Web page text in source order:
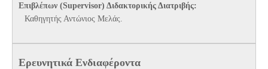
Επιβλέπων (Supervisor) Διδακτορικής Διατριβής:
Καθηγητής Αντώνιος Μελάς.
Ερευνητικά Ενδιαφέροντα